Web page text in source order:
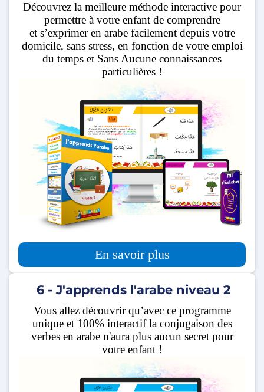
Découvrez la meilleure méthode interactive pour
permettre à votre enfant de comprendre
et s’exprimer en arabe facilement depuis votre
domicile, sans stress, en fonction de votre emploi
du temps et Sans Aucune connaissances
particulières !
En savoir plus
6 - J'apprends l'arabe niveau 2
Vous allez découvrir qu’avec ce programme
unique et 100% interactif la conjugaison des
verbes en arabe n'aura plus aucun secret pour
votre enfant !